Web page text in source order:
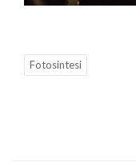
Fotosintesi